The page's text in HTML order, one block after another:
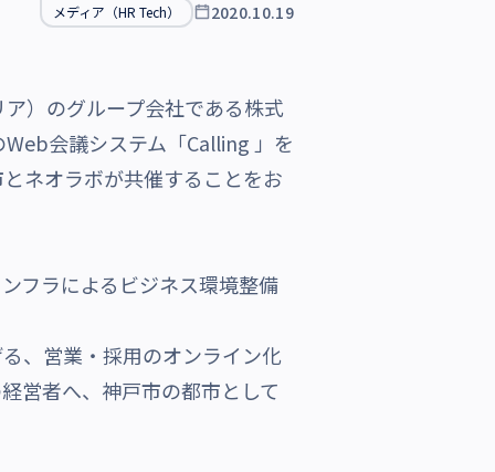
メディア（HR Tech） 2020.10.19
）のグループ会社である株式
会議システム「Calling 」を
ネオラボが共催することをお
フラによるビジネス環境整備
、営業・ 採用のオンライン化
営者へ、神戸市の都市として